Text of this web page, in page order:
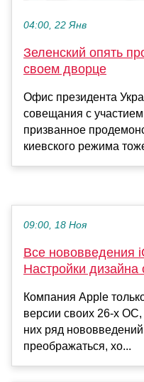
04:00, 22 Янв
Зеленский опять
своем дворце
Офис президента
совещания с
призванное
киевского режима
09:00, 18 Ноя
Все нововведения
Настройки дизайна
Компания Apple
версии своих 26-х
них ряд
преображаться, хо...